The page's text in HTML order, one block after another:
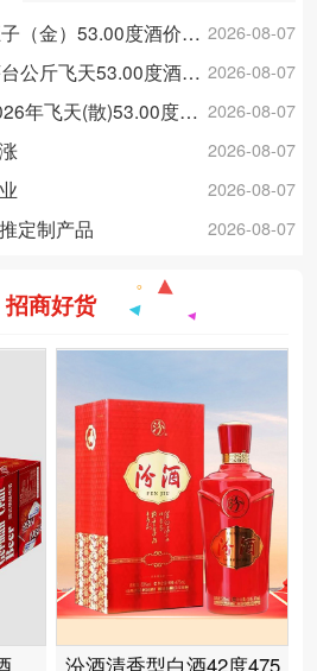
00ml 飞天（散）酒容量为100ml，
酒精度数为53.00度。茅台酒除了年
份因素之外…
2026-08-07
度酒价格为148一瓶，下跌 5元
2026-08-07
度酒价格为3,250一瓶，下跌 20元
2026-08-07
度酒价格为1,700一瓶，上涨 5元
2026-08-07
2026-08-07
2026-08-07
定制产品
招商好货
汾酒清香型白酒42度475